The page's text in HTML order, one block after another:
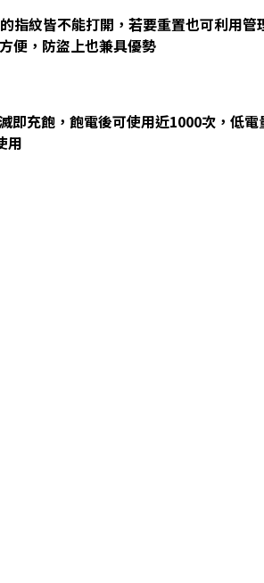
指紋皆不能打開，若要重置也可利用
便，防盜上也兼具優勢
即充飽，飽電後可使用近1000次，低
用